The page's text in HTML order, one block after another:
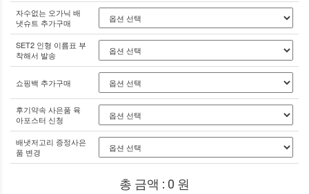
자수없는 오가닉 배
냇슈트 추가구매
SET2 인형 이름표 부
착해서 발송
쇼핑백 추가구매
후기약속 사은품 육
아포스터 신청
배냇저고리 증정사은
품 변경
총 금액 : 0 원